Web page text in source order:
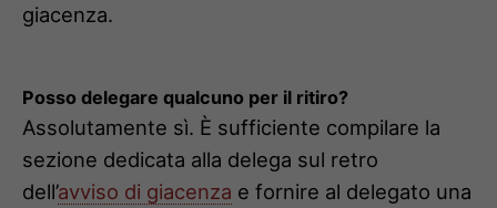
giacenza.
Posso delegare qualcuno per il ritiro?
Assolutamente sì. È sufficiente compilare la
sezione dedicata alla delega sul retro
dell’avviso di giacenza e fornire al delegato una